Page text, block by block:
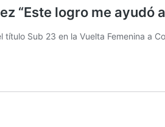
“Este logro me ayudó
título Sub 23 en la Vuelta Femenina a